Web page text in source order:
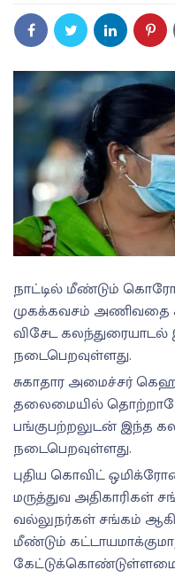
நாட்டில் மீண்டும்
முகக்கவசம் அணிவதை
விசேட கலந்துரையாடல்
நடைபெறவுள்ளது.
சுகாதார அமைச்சர்
தலைமையில்
பங்குபற்றலுடன் இந்த
நடைபெறவுள்ளது.
புதிய கொவிட்
மருத்துவ அதிகாரிகள்
வல்லுநர்கள் சங்கம்
மீண்டும்
கேட்டுக்கொண்டுள்ளமை